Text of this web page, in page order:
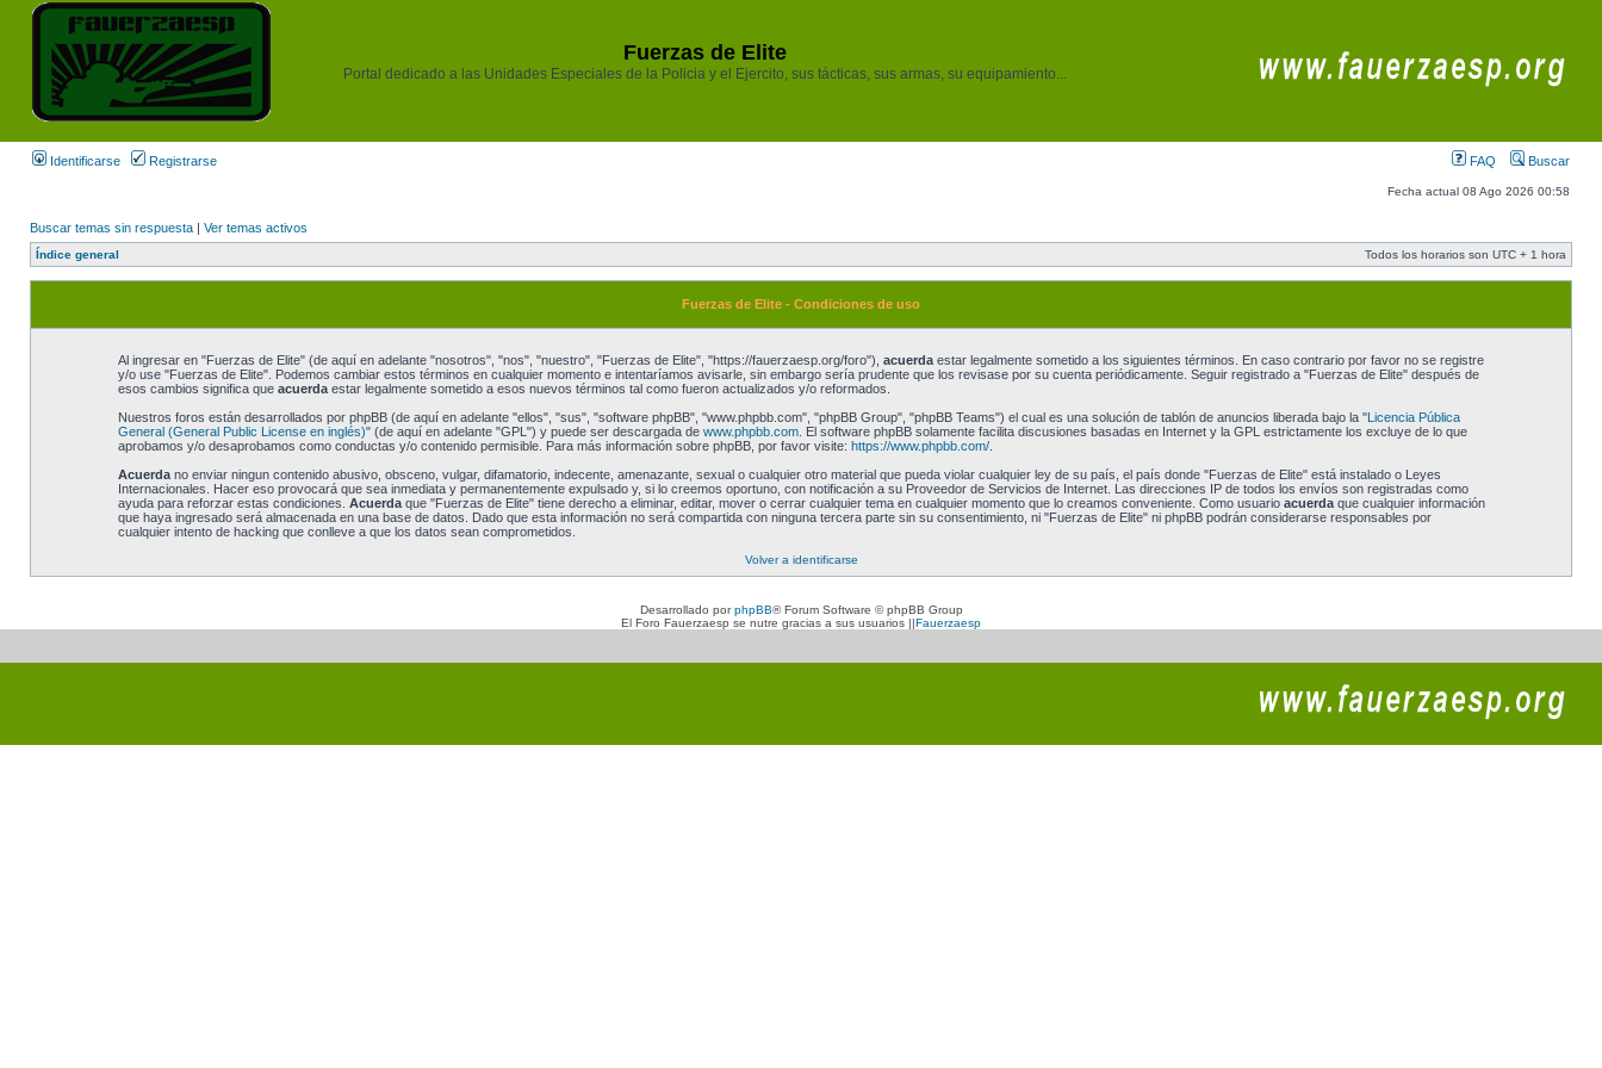
Fuerzas de Elite
Portal dedicado a las Unidades Especiales de la Policia y el Ejercito, sus tácticas, sus armas, su equipamiento...
Identificarse Registrarse FAQ Buscar
Fecha actual 08 Ago 2026 00:58
Buscar temas sin respuesta | Ver temas activos
Índice general Todos los horarios son UTC + 1 hora
Fuerzas de Elite - Condiciones de uso
Al ingresar en "Fuerzas de Elite" (de aquí en adelante "nosotros", "nos", "nuestro", "Fuerzas de Elite", "https://fauerzaesp.org/foro"), acuerdaestar legalmente sometido a los siguientes términos. En caso contrario por favor no se registre
y/o use "Fuerzas de Elite". Podemos cambiar estos términos en cualquier momento e intentaríamos avisarle, sin embargo sería prudente que los revisase por su cuenta periódicamente. Seguir registrado a "Fuerzas de Elite" después de
esos cambios significa que acuerdaestar legalmente sometido a esos nuevos términos tal como fueron actualizados y/o reformados.
Nuestros foros están desarrollados por phpBB (de aquí en adelante "ellos", "sus", "software phpBB", "www.phpbb.com", "phpBB Group", "phpBB Teams") el cual es una solución de tablón de anuncios liberada bajo la "Licencia Pública
General (General Public License en inglés)" (de aquí en adelante "GPL") y puede ser descargada de www.phpbb.com. El software phpBB solamente facilita discusiones basadas en Internet y la GPL estrictamente los excluye de lo que
aprobamos y/o desaprobamos como conductas y/o contenido permisible. Para más información sobre phpBB, por favor visite: https://www.phpbb.com/.
Acuerdano enviar ningun contenido abusivo, obsceno, vulgar, difamatorio, indecente, amenazante, sexual o cualquier otro material que pueda violar cualquier ley de su país, el país donde "Fuerzas de Elite" está instalado o Leyes
Internacionales. Hacer eso provocará que sea inmediata y permanentemente expulsado y, si lo creemos oportuno, con notificación a su Proveedor de Servicios de Internet. Las direcciones IP de todos los envíos son registradas como
ayuda para reforzar estas condiciones. Acuerdaque "Fuerzas de Elite" tiene derecho a eliminar, editar, mover o cerrar cualquier tema en cualquier momento que lo creamos conveniente. Como usuario acuerdaque cualquier información
que haya ingresado será almacenada en una base de datos. Dado que esta información no será compartida con ninguna tercera parte sin su consentimiento, ni "Fuerzas de Elite" ni phpBB podrán considerarse responsables por
cualquier intento de hacking que conlleve a que los datos sean comprometidos.
Volver a identificarse
Desarrollado porphpBB® Forum Software © phpBB Group
El Foro Fauerzaesp se nutre gracias a sus usuarios ||Fauerzaesp